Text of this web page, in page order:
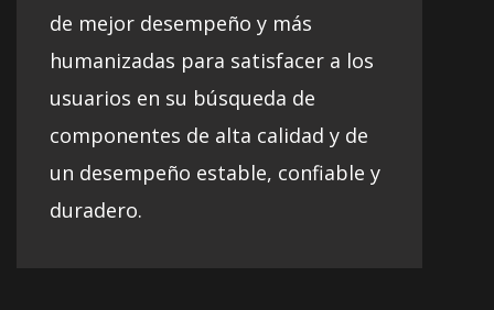
de mejor desempeño y más
humanizadas para satisfacer a los
usuarios en su búsqueda de
componentes de alta calidad y de
un desempeño estable, confiable y
duradero.